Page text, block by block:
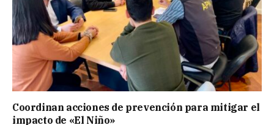
Coordinan acciones de prevención para mitigar el
impacto de «El Niño»